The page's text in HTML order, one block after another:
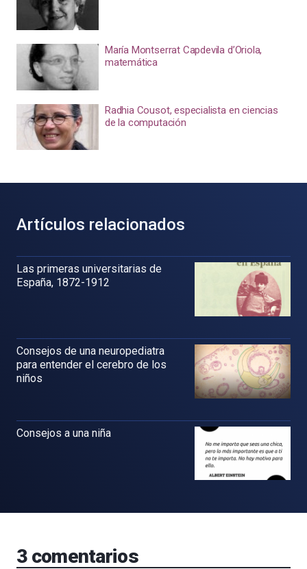
María Montserrat Capdevila d’Oriola,
matemática
Radhia Cousot, especialista en ciencias
de la computación
Artículos relacionados
Las primeras universitarias de
España, 1872-1912
Consejos de una neuropediatra
para entender el cerebro de los
niños
Consejos a una niña
3comentarios